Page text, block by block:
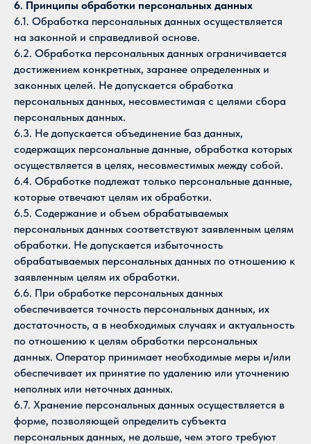
6. Принципы обработки персональных данных
6.1. Обработка персональных данных осуществляется
на законной и справедливой основе.
6.2. Обработка персональных данных ограничивается
достижением конкретных, заранее определенных и
законных целей. Не допускается обработка
персональных данных, несовместимая с целями сбора
персональных данных.
6.3. Не допускается объединение баз данных,
содержащих персональные данные, обработка которых
осуществляется в целях, несовместимых между собой.
6.4. Обработке подлежат только персональные данные,
которые отвечают целям их обработки.
6.5. Содержание и объем обрабатываемых
персональных данных соответствуют заявленным целям
обработки. Не допускается избыточность
обрабатываемых персональных данных по отношению к
заявленным целям их обработки.
6.6. При обработке персональных данных
обеспечивается точность персональных данных, их
достаточность, а в необходимых случаях и актуальность
по отношению к целям обработки персональных
данных. Оператор принимает необходимые меры и/или
обеспечивает их принятие по удалению или уточнению
неполных или неточных данных.
6.7. Хранение персональных данных осуществляется в
форме, позволяющей определить субъекта
персональных данных, не дольше, чем этого требуют